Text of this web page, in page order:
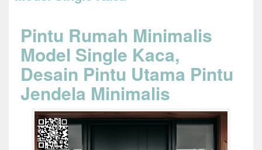
Pintu Rumah Minimalis
Model Single Kaca,
Desain Pintu Utama Pintu
Jendela Minimalis